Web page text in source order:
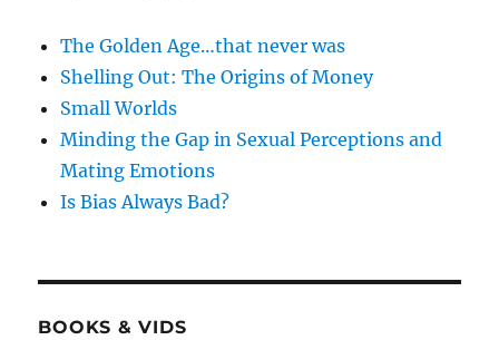
The Golden Age…that never was
Shelling Out: The Origins of Money
Small Worlds
Minding the Gap in Sexual Perceptions and
Mating Emotions
Is Bias Always Bad?
BOOKS & VIDS